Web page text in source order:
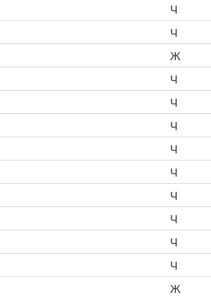
Ч
Ч
Ж
Ч
Ч
Ч
Ч
Ч
Ч
Ч
Ч
Ч
Ж